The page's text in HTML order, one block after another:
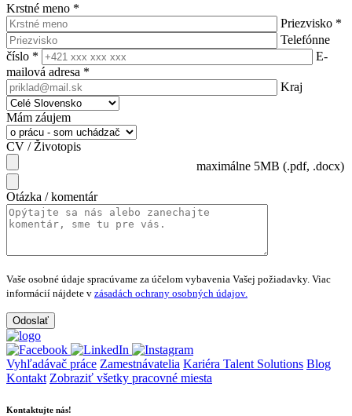
Krstné meno *
Priezvisko *
Telefónne
číslo *
E-
mailová adresa *
Kraj
Mám záujem
CV / Životopis
maximálne 5MB (.pdf, .docx)
Otázka / komentár
Vaše osobné údaje spracúvame za účelom vybavenia Vašej požiadavky. Viac
informácií nájdete v zásadách ochrany osobných údajov.
Vyhľadávač práce Zamestnávatelia Kariéra Talent Solutions Blog
Kontakt Zobraziť všetky pracovné miesta
Kontaktujte nás!